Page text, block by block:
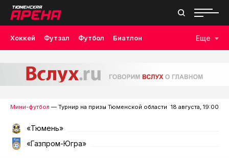
Хоккей Футзал Футбол Биатлон Еще
Мини-футбол — Турнир на призы Тюменской области 18 августа, 19:00
«Тюмень»
«Газпром-Югра»